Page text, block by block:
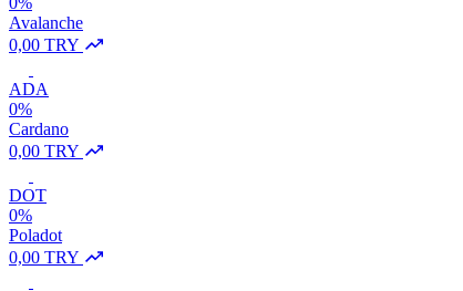
Avalanche
0,00 TRY
ADA
0%
Cardano
0,00 TRY
DOT
0%
Poladot
0,00 TRY